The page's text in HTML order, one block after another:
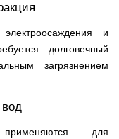
и
долговечный
загрязнением
применяются для